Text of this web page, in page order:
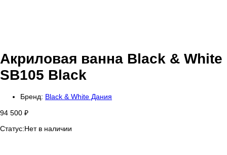
Акриловая ванна Black & White
SB105 Black
Бренд: Black & White Дания
94 500 ₽
Статус:Нет в наличии